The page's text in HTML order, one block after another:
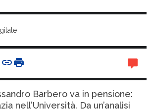
Barbero va in pensione:
nell’Università. Da un’analisi